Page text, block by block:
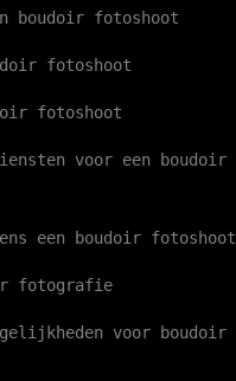
boudoir fotoshoot
fotoshoot
fotoshoot
voor een boudoir
een boudoir fotoshoot
fotografie
voor boudoir